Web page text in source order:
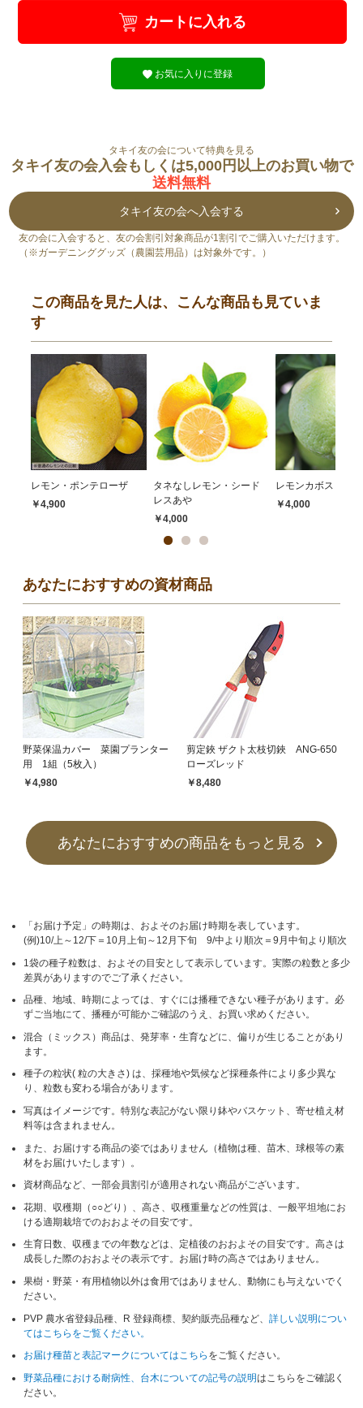
カートに入れる
お気に入りに登録
タキイ友の会について特典を見る
タキイ友の会入会もしくは5,000円以上のお買い物で
送料無料
タキイ友の会へ入会する
友の会に入会すると、友の会割引対象商品が1割引でご購入いただけます。
（※ガーデニンググッズ（農園芸用品）は対象外です。）
この商品を見た人は、こんな商品も見ていま
す
レモン・ポンテローザ
￥4,900
タネなしレモン・シード
レスあや
￥4,000
レモンカボス・ゆ
￥4,000
あなたにおすすめの資材商品
野菜保温カバー 菜園プランター
用 1組（5枚入）
￥4,980
剪定鋏 ザクト太枝切鋏 ANG-650
ローズレッド
￥8,480
あなたにおすすめの商品をもっと見る
「お届け予定」の時期は、およそのお届け時期を表しています。
(例)10/上～12/下＝10月上旬～12月下旬 9/中より順次＝9月中旬より順次
1袋の種子粒数は、およその目安として表示しています。実際の粒数と多少
差異がありますのでご了承ください。
品種、地域、時期によっては、すぐには播種できない種子があります。必
ずご当地にて、播種が可能かご確認のうえ、お買い求めください。
混合（ミックス）商品は、発芽率・生育などに、偏りが生じることがあり
ます。
種子の粒状( 粒の大きさ) は、採種地や気候など採種条件により多少異な
り、粒数も変わる場合があります。
写真はイメージです。特別な表記がない限り鉢やバスケット、寄せ植え材
料等は含まれません。
また、お届けする商品の姿ではありません（植物は種、苗木、球根等の素
材をお届けいたします）。
資材商品など、一部会員割引が適用されない商品がございます。
花期、収穫期（○○どり）、高さ、収穫重量などの性質は、一般平坦地にお
ける適期栽培でのおおよその目安です。
生育日数、収穫までの年数などは、定植後のおおよその目安です。高さは
成長した際のおおよその表示です。お届け時の高さではありません。
果樹・野菜・有用植物以外は食用ではありません、動物にも与えないでく
ださい。
PVP 農水省登録品種、R 登録商標、契約販売品種など、詳しい説明につい
てはこちらをご覧ください。
お届け種苗と表記マークについてはこちら をご覧ください。
野菜品種における耐病性、台木についての記号の説明はこちらをご確認く
ださい。